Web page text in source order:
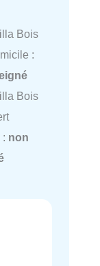
Bois
:
Bois
non